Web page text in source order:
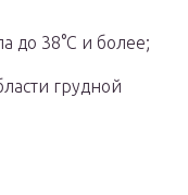
до 38°С и более;
грудной